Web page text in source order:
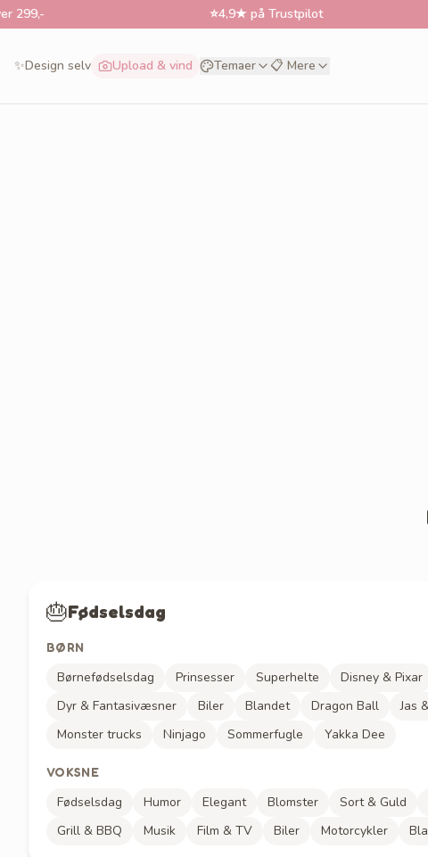
4,9★ på Trustpilot
✨Design selv Upload & vind Temaer 📋 Mere
🎂Fødselsdag
BØRN
Børnefødselsdag Prinsesser Superhelte Disney & Pixar
Dyr & Fantasivæsner
Biler Blandet Dragon Ball Jas
Monster trucks
Ninjago Sommerfugle Yakka Dee
VOKSNE
Fødselsdag Humor Elegant Blomster Sort & Guld
Grill & BBQ
Musik Film & TV Biler Motorcykler